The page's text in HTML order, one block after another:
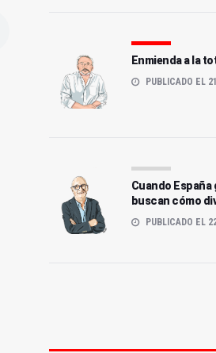
Enmienda a la
PUBLICADO EL
Cuando España
buscan cómo
PUBLICADO EL